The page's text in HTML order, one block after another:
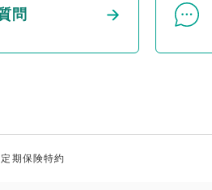
問
定期保険特約